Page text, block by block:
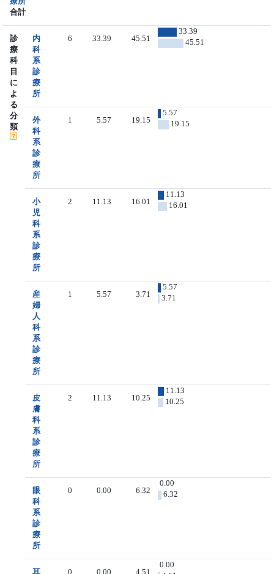
合計
診
療
科
目
に
よ
る
分
類
内
科
系
診
療
所
6 33.39 45.51
33.39
45.51
外
科
系
診
療
所
1 5.57 19.15
5.57
19.15
小
児
科
系
診
療
所
2 11.13 16.01
11.13
16.01
産
婦
人
科
系
診
療
所
1 5.57 3.71
5.57
3.71
皮
膚
科
系
診
療
所
2 11.13 10.25
11.13
10.25
眼
科
系
診
療
所
0 0.00 6.32
0.00
6.32
耳
0 0.00 4.51
0.00